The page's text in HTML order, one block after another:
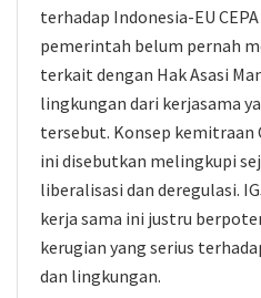
terhadap Indonesia-EU
pemerintah belum pernah
terkait dengan Hak Asasi
lingkungan dari kerjasama
tersebut. Konsep kemitraan
ini disebutkan melingkupi
liberalisasi dan deregulasi.
kerja sama ini justru
kerugian yang serius
dan lingkungan.